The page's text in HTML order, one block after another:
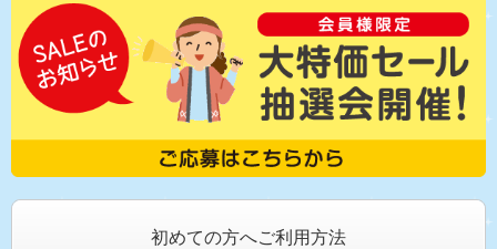
初めての方へご利用方法